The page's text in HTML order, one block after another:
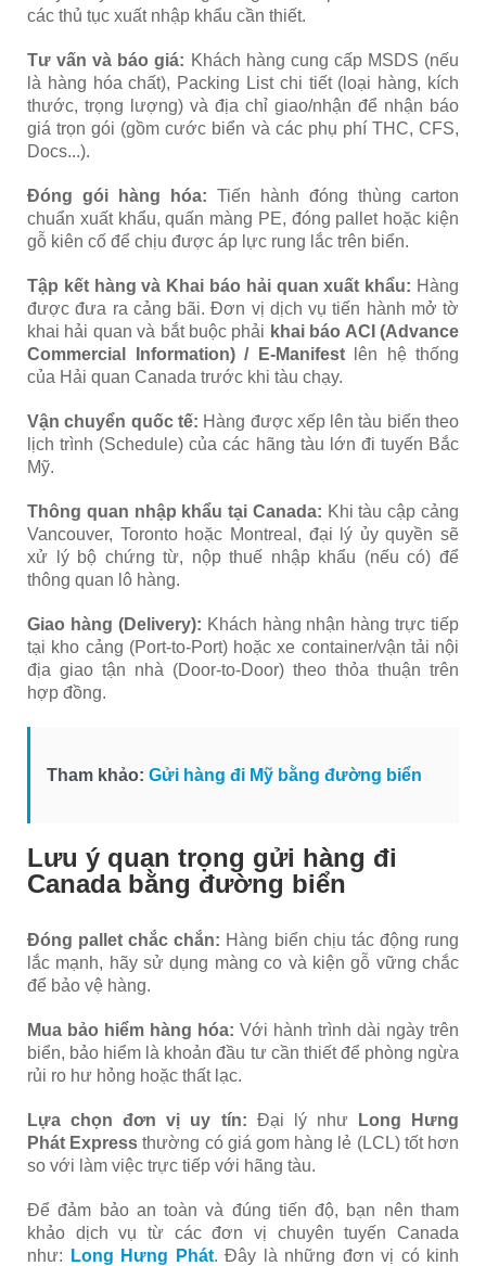
các thủ tục xuất nhập khẩu cần thiết.
Tư vấn và báo giá: Khách hàng cung cấp MSDS (nếu
là hàng hóa chất), Packing List chi tiết (loại hàng, kích
thước, trọng lượng) và địa chỉ giao/nhận để nhận báo
giá trọn gói (gồm cước biển và các phụ phí THC, CFS,
Docs...).
Đóng gói hàng hóa: Tiến hành đóng thùng carton
chuẩn xuất khẩu, quấn màng PE, đóng pallet hoặc kiện
gỗ kiên cố để chịu được áp lực rung lắc trên biển.
Tập kết hàng và Khai báo hải quan xuất khẩu: Hàng
được đưa ra cảng bãi. Đơn vị dịch vụ tiến hành mở tờ
khai hải quan và bắt buộc phải khai báo ACI (Advance
Commercial Information) / E-Manifestlên hệ thống
của Hải quan Canada trước khi tàu chạy.
Vận chuyển quốc tế: Hàng được xếp lên tàu biển theo
lịch trình (Schedule) của các hãng tàu lớn đi tuyến Bắc
Mỹ.
Thông quan nhập khẩu tại Canada: Khi tàu cập cảng
Vancouver, Toronto hoặc Montreal, đại lý ủy quyền sẽ
xử lý bộ chứng từ, nộp thuế nhập khẩu (nếu có) để
thông quan lô hàng.
Giao hàng (Delivery): Khách hàng nhận hàng trực tiếp
tại kho cảng (Port-to-Port) hoặc xe container/vận tải nội
địa giao tận nhà (Door-to-Door) theo thỏa thuận trên
hợp đồng.
Tham khảo: Gửi hàng đi Mỹ bằng đường biển
Lưu ý quan trọng gửi hàng đi
Canada bằng đường biển
Đóng pallet chắc chắn: Hàng biển chịu tác động rung
lắc mạnh, hãy sử dụng màng co và kiện gỗ vững chắc
để bảo vệ hàng.
Mua bảo hiểm hàng hóa: Với hành trình dài ngày trên
biển, bảo hiểm là khoản đầu tư cần thiết để phòng ngừa
rủi ro hư hỏng hoặc thất lạc.
Lựa chọn đơn vị uy tín: Đại lý như
Long Hưng
Phát Express thường có giá gom hàng lẻ (LCL) tốt hơn
so với làm việc trực tiếp với hãng tàu.
Để đảm bảo an toàn và đúng tiến độ, bạn nên tham
khảo dịch vụ từ các đơn vị chuyên tuyến Canada
như:
Long Hưng Phát. Đây là những đơn vị có kinh